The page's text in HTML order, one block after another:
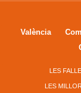
València
LES
LES